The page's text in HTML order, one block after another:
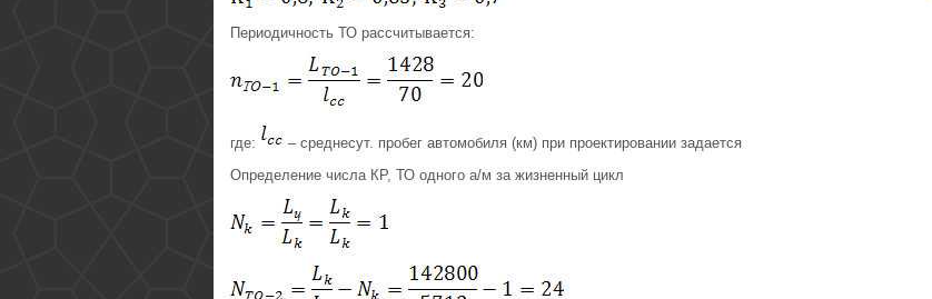
Периодичность ТО рассчитывается:
где:
– среднесут. пробег автомобиля (км) при проектировании задается
Определение числа КР, ТО одного а/м за жизненный цикл